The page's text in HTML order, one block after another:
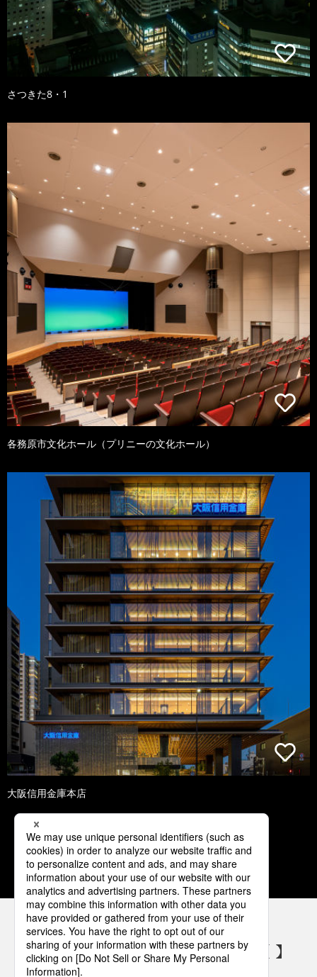
さつきた8・1
各務原市文化ホール（プリニーの文化ホール）
大阪信用金庫本店
1 2 3 4 5
パナソニックの電気設備 SNSアカウント